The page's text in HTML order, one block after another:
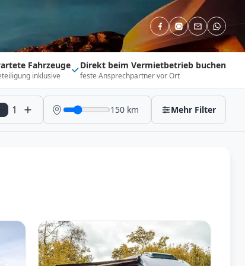
Fahrzeuge
inklusive
Direkt beim Vermietbetrieb buchen
feste Ansprechpartner vor Ort
1 150 km Mehr Filter